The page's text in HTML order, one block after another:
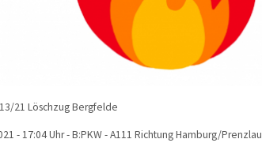
21 Löschzug Bergfelde
- 17:04 Uhr - B:PKW - A111 Richtung Hamburg/Prenzlau